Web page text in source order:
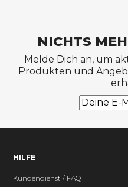
NICHTS
Melde Dich an, um
Produkten und
HILFE
Kundendienst / FAQ